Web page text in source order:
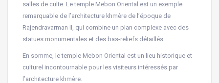
salles de culte. Le temple Mebon Oriental est un exemple
remarquable de l’architecture khmère de l’époque de
Rajendravarman II, qui combine un plan complexe avec des
statues monumentales et des bas-reliefs détaillés.
En somme, le temple Mebon Oriental est un lieu historique et
culturel incontournable pour les visiteurs intéressés par
l’architecture khmère.